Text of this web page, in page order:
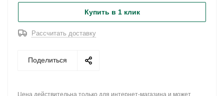
Купить в 1 клик
Рассчитать доставку
Поделиться
Цена действительна только для интернет-магазина и может